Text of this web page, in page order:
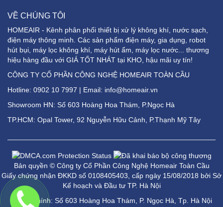
VỀ CHÚNG TÔI
HOMEAIR - Kênh phân phối thiết bị xử lý không khí, nước sạch,
điện máy thông minh. Các sản phẩm điện máy, gia dụng, robot
hút bụi, máy lọc không khí, máy hút ẩm, máy lọc nước... thương
hiệu hàng đầu với GIÁ TỐT NHÁT tại KHO, hậu mãi uy tín!
CÔNG TY CỔ PHẦN CÔNG NGHỆ HOMEAIR TOÀN CẦU
Hotline: 0902 10 7997 | Email: info@homeair.vn
Showroom HN: Số 603 Hoàng Hoa Thám, P.Ngọc Hà
TP.HCM: Opal Tower, 92 Nguyễn Hữu Cảnh, P.Thạnh Mỹ Tây
Bản quyền © Công ty Cổ Phần Công Nghệ Homeair Toàn Cầu
Giấy chứng nhận ĐKKD số 0108405403, cấp ngày 15/08/2018 bởi Sở
Kế hoạch và Đầu tư TP. Hà Nội
Trụ sở chính: Số 603 Hoàng Hoa Thám, P. Ngọc Hà, Tp. Hà Nội